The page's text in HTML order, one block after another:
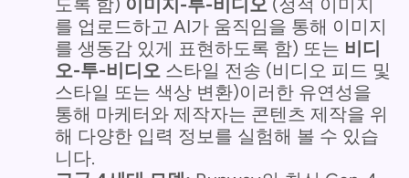
도록 함) 이미지-투-비디오 (정적 이미지
를 업로드하고 AI가 움직임을 통해 이미지
를 생동감 있게 표현하도록 함) 또는 비디
오-투-비디오 스타일 전송 (비디오 피드 및
스타일 또는 색상 변환)이러한 유연성을
통해 마케터와 제작자는 콘텐츠 제작을 위
해 다양한 입력 정보를 실험해 볼 수 있습
니다.